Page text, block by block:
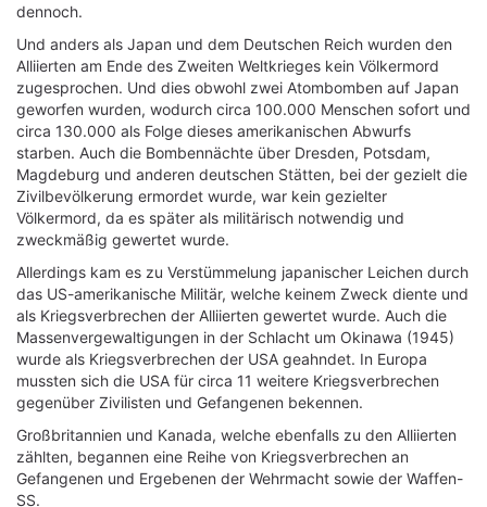
dennoch.
Und anders als Japan und dem Deutschen Reich wurden den
Alliierten am Ende des Zweiten Weltkrieges kein Völkermord
zugesprochen. Und dies obwohl zwei Atombomben auf Japan
geworfen wurden, wodurch circa 100.000 Menschen sofort und
circa 130.000 als Folge dieses amerikanischen Abwurfs
starben. Auch die Bombennächte über Dresden, Potsdam,
Magdeburg und anderen deutschen Stätten, bei der gezielt die
Zivilbevölkerung ermordet wurde, war kein gezielter
Völkermord, da es später als militärisch notwendig und
zweckmäßig gewertet wurde.
Allerdings kam es zu Verstümmelung japanischer Leichen durch
das US-amerikanische Militär, welche keinem Zweck diente und
als Kriegsverbrechen der Alliierten gewertet wurde. Auch die
Massenvergewaltigungen in der Schlacht um Okinawa (1945)
wurde als Kriegsverbrechen der USA geahndet. In Europa
mussten sich die USA für circa 11 weitere Kriegsverbrechen
gegenüber Zivilisten und Gefangenen bekennen.
Großbritannien und Kanada, welche ebenfalls zu den Alliierten
zählten, begannen eine Reihe von Kriegsverbrechen an
Gefangenen und Ergebenen der Wehrmacht sowie der Waffen-
SS.